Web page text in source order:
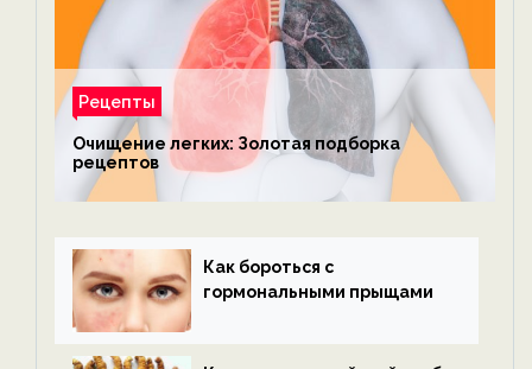
Рецепты
Очищение легких: Золотая подборка
рецептов
Как бороться с
гормональными прыщами